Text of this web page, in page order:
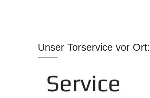
Unser Torservice vor Ort: